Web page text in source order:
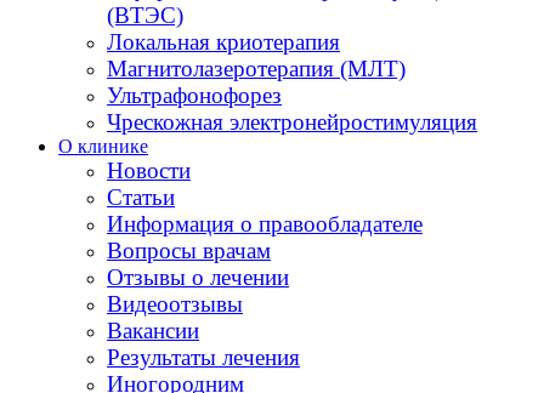
(ВТЭС)
Локальная криотерапия
Магнитолазеротерапия (МЛТ)
Ультрафонофорез
Чрескожная электронейростимуляция
О клинике
Новости
Статьи
Информация о правообладателе
Вопросы врачам
Отзывы о лечении
Видеоотзывы
Вакансии
Результаты лечения
Иногородним